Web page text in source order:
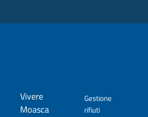
Vivere
Moasca
Gestione
rifiuti